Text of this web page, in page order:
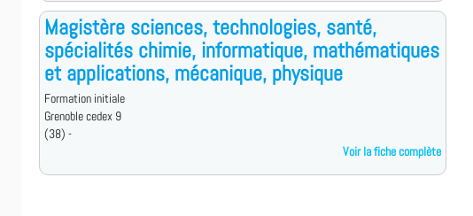
Magistère sciences, technologies, santé,
spécialités chimie, informatique, mathématiques
et applications, mécanique, physique
Formation initiale
Grenoble cedex 9
(38) -
Voir la fiche complète